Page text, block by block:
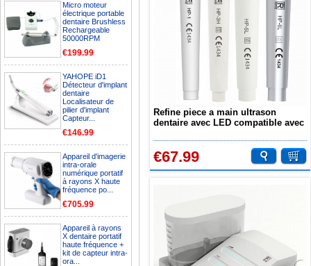
Micro moteur
électrique portable
dentaire Brushless
Rechargeable
50000RPM
€199.99
YAHOPE iD1
Détecteur d'implant
dentaire
Localisateur de
pilier d'implant
Capteur...
€146.99
Appareil d'imagerie
intra-orale
numérique portatif
à rayons X haute
fréquence po...
€705.99
Appareil à rayons
X dentaire portatif
haute fréquence +
kit de capteur intra-
ora...
Refine piece a main ultrason
dentaire avec LED compatible avec
€67.99